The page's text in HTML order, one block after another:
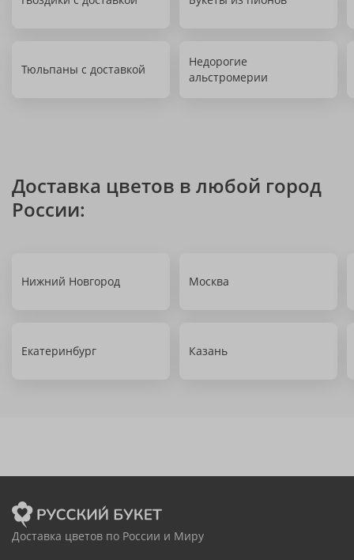
Тюльпаны с доставкой
Недорогие
альстромерии
Доставка цветов в любой город
России:
Нижний Новгород Москва
Екатеринбург Казань
Доставка цветов по России и Миру